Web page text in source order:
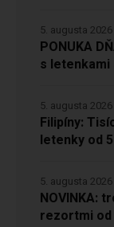
PONUKA
s letenkami
5. augusta 2026
Filipíny:
letenky od
5. augusta 2026
NOVINKA:
rezortmi od
5. augusta 2026